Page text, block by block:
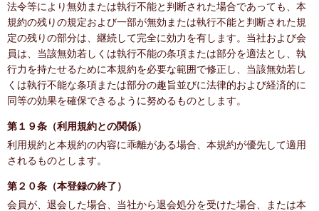
法令等により無効または執行不能と判断された場合であっても、本
規約の残りの規定および一部が無効または執行不能と判断された規
定の残りの部分は、継続して完全に効力を有します。当社および会
員は、当該無効若しくは執行不能の条項または部分を適法とし、執
行力を持たせるために本規約を必要な範囲で修正し、当該無効若し
くは執行不能な条項または部分の趣旨並びに法律的および経済的に
同等の効果を確保できるように努めるものとします。
第１９条（利用規約との関係）
利用規約と本規約の内容に乖離がある場合、本規約が優先して適用
されるものとします。
第２０条（本登録の終了）
会員が、退会した場合、当社から退会処分を受けた場合、または本